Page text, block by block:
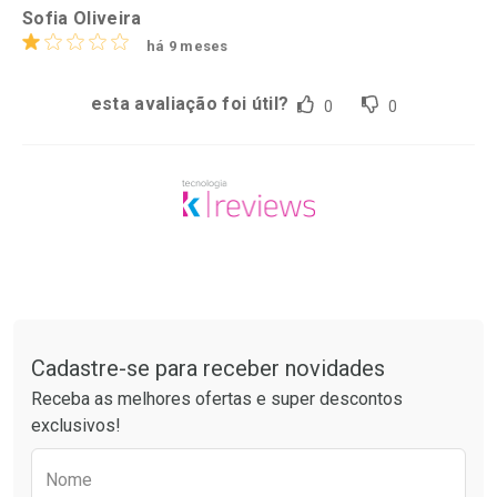
Sofia Oliveira
há 9 meses
esta avaliação foi útil? 0 0
Cadastre-se para receber novidades
Receba as melhores ofertas e super descontos
exclusivos!
Nome